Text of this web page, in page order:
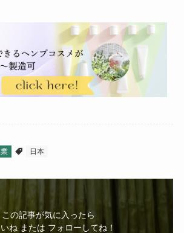
日本
この記事が気に入ったら
ね または フォローしてね！